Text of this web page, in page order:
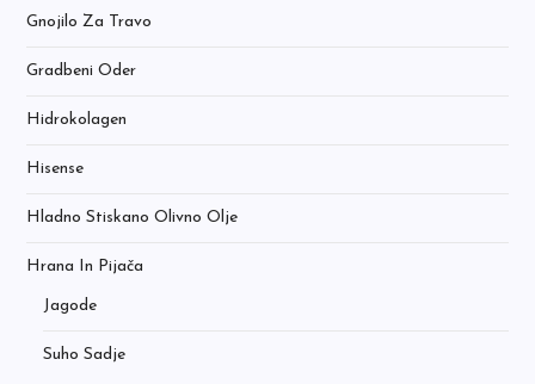
Gnojilo Za Travo
Gradbeni Oder
Hidrokolagen
Hisense
Hladno Stiskano Olivno Olje
Hrana In Pijača
Jagode
Suho Sadje